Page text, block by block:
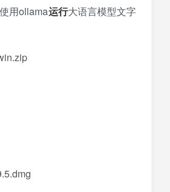
用ollama运行大语言模型文字